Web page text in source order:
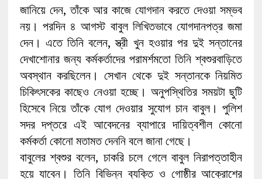
জানিয়ে দেন, তাঁকে আর কাজে যোগদান করতে দেওয়া সম্ভব
নয়। পরদিন ৪ আগস্ট বাবুল লিখিতভাবে যোগদানপত্র জমা
দেন। এতে তিনি বলেন, স্ত্রী খুন হওয়ার পর দুই সন্তানের
দেখাশোনার জন্য কর্মকর্তাদের পরামর্শমতো তিনি শ্বশুরবাড়িতে
অবস্থান করছিলেন। সেখান থেকে দুই সন্তানকে নিয়মিত
চিকিৎসকের কাছেও নেওয়া হচ্ছে। অনুপস্থিতির সময়টা ছুটি
হিসেবে নিয়ে তাঁকে যোগ দেওয়ার সুযোগ চান বাবুল। পুলিশ
সদর দপ্তরে এই আবেদনের ব্যাপারে দায়িত্বশীল কোনো
কর্মকর্তা কোনো মতামত দেননি বলে জানা গেছে।
বাবুলের শ্বশুর বলেন, চাকরি চলে গেলে বাবুল নিরাপত্তাহীন
হয়ে যাবেন। তিনি বিভিন্ন ব্যক্তি ও গোষ্ঠীর আক্রোশের